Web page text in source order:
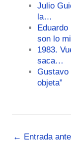
Julio
la…
son lo
1983.
saca…
Gustavo
objeta”
← Entrada